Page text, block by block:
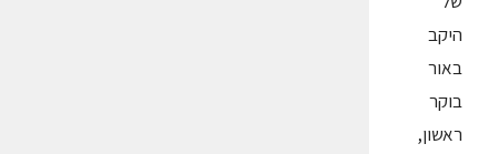
היקב
באור
בוקר
ראשון,